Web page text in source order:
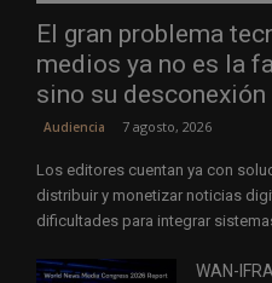
El gran problema
medios ya no es la
sino su desconexión
Audiencia 7 agosto, 2026
Los editores cuentan ya con
distribuir y monetizar noticias
dificultades para integrar
WAN-